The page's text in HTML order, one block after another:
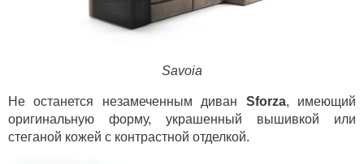
Savoia
Не останется незамеченным диван Sforza, имеющий
оригинальную форму, украшенный вышивкой или
стеганой кожей с контрастной отделкой.